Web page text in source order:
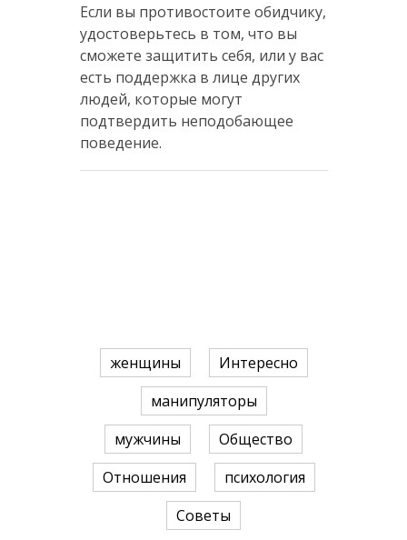
Если вы противостоите обидчику,
удостоверьтесь в том, что вы
сможете защитить себя, или у вас
есть поддержка в лице других
людей, которые могут
подтвердить неподобающее
поведение.
женщины
Интересно
манипуляторы
мужчины
Общество
Отношения
психология
Советы